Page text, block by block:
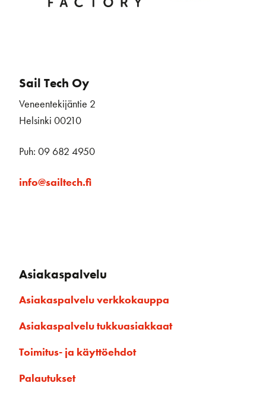
Sail Tech Oy
Veneentekijäntie 2
Helsinki 00210
Puh: 09 682 4950
info@sailtech.fi
Asiakaspalvelu
Asiakaspalvelu verkkokauppa
Asiakaspalvelu tukkuasiakkaat
Toimitus- ja käyttöehdot
Palautukset